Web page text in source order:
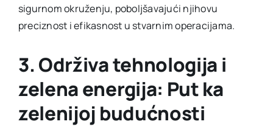
sigurnom okruženju, poboljšavajući njihovu
preciznost i efikasnost u stvarnim operacijama.
3. Održiva tehnologija i
zelena energija: Put ka
zelenijoj budućnosti